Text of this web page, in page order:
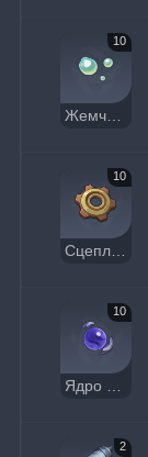
10
Жемчужина иноморья
10
Сцепляющаяся шестерня
10
2